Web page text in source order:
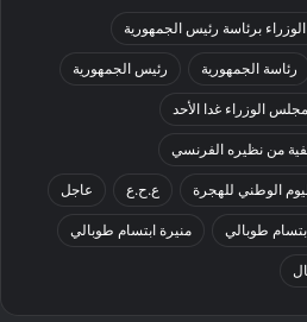
برئاسة رئيس الجمهورية
رئاسة الجمهورية رئيس الجمهورية
الوزراء غدا الأحد
من نظيره الفرنسي
الوطني للهجرة ع.ح.ع عاجل
طوبالي منيرة ابتسام طوبالي